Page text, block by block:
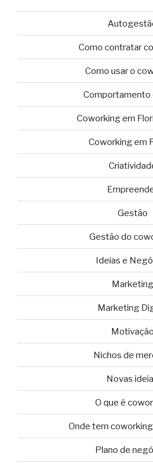
Como contratar
Como usar o
Comportamento
Coworking em
Coworking em
Gestão
Gestão do
Ideias e
Marketing
Marketing
Motivação
Nichos de
Novas
O que é
Onde tem
Plano de